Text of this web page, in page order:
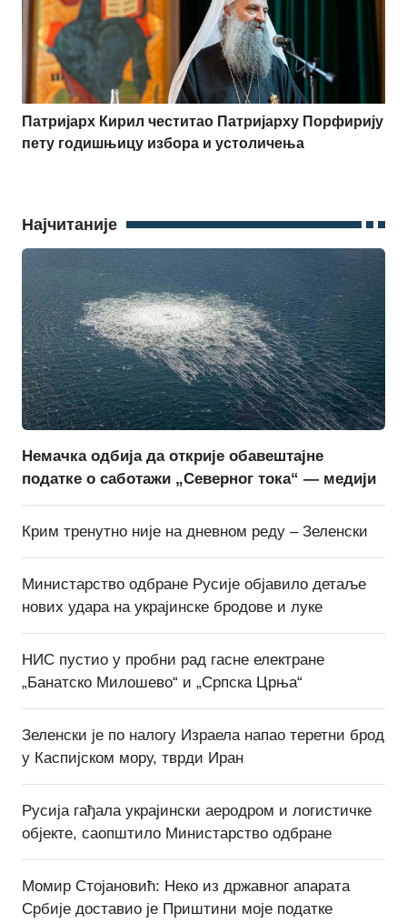
Патријарх Кирил честитао Патријарху Порфирију
пету годишњицу избора и устоличења
Најчитаније
Немачка одбија да открије обавештајне
податке о саботажи „Северног тока“ — медији
Крим тренутно није на дневном реду – Зеленски
Министарство одбране Русије објавило детаље
нових удара на украјинске бродове и луке
НИС пустио у пробни рад гасне електране
„Банатско Милошево“ и „Српска Црња“
Зеленски је по налогу Израела напао теретни брод
у Каспијском мору, тврди Иран
Русија гађала украјински аеродром и логистичке
објекте, саопштило Министарство одбране
Момир Стојановић: Неко из државног апарата
Србије доставио је Приштини моје податке